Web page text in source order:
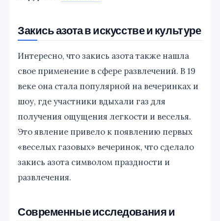
Закись азота в искусстве и культуре
Интересно, что закись азота также нашла
свое применение в сфере развлечений. В 19
веке она стала популярной на вечеринках и
шоу, где участники вдыхали газ для
получения ощущения легкости и веселья.
Это явление привело к появлению первых
«веселых газовых» вечеринок, что сделало
закись азота символом праздности и
развлечения.
Современные исследования и